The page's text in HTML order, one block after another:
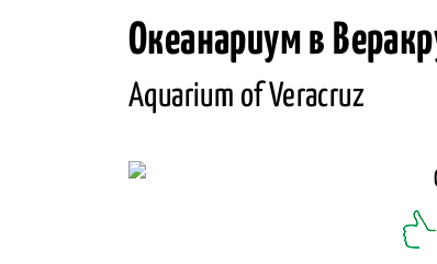
Океанариум в
Aquarium of Veracruz